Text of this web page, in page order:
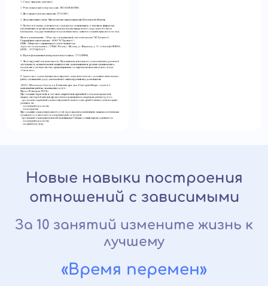
Новые навыки построения
отношений с зависимыми
За 10 занятий измените жизнь к
лучшему
«Время перемен»